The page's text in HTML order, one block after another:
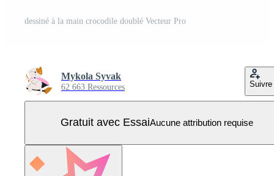
dessiné à la main crocodile doublé Vecteur Pro
Mykola Syvak
62 663 Ressources Suivre
Gratuit avec EssaiAucune attribution requise